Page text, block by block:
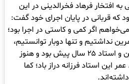
افتخار فرهاد فخرالدینی در این
که قربانی در پایان اجرای خود گفت:
اگر کمی و کاستی در اجرا بود؛
نداشتیم و تنها دوبار توانستیم،
تمرین کنیم. آخرین اجرای من و استاد ۲۵ سال پیش بود و هنوز
این استاد فرزانه دراز باد؛ کما